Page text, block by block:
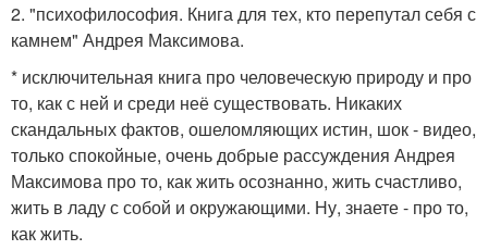
2. "психофилософия. Книга для тех, кто перепутал себя с
камнем" Андрея Максимова.
* исключительная книга про человеческую природу и про
то, как с ней и среди неё существовать. Никаких
скандальных фактов, ошеломляющих истин, шок - видео,
только спокойные, очень добрые рассуждения Андрея
Максимова про то, как жить осознанно, жить счастливо,
жить в ладу с собой и окружающими. Ну, знаете - про то,
как жить.